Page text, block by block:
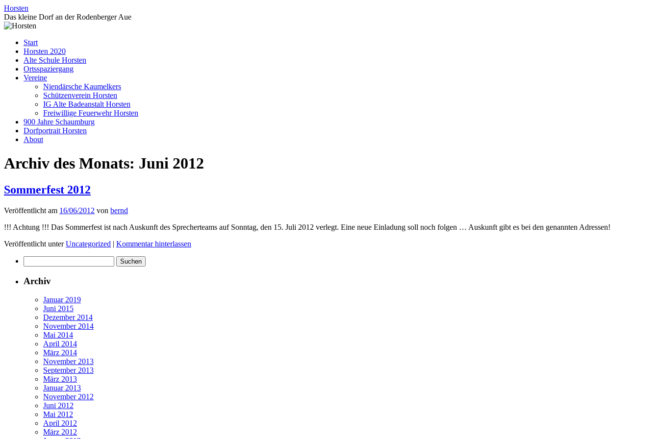
Zum
Inhalt
springen
Horsten
Das kleine Dorf an der Rodenberger Aue
Start
Horsten 2020
Alte Schule Horsten
Ortsspaziergang
Vereine
Niendärsche Kaumelkers
Schützenverein Horsten
IG Alte Badeanstalt Horsten
Freiwillige Feuerwehr Horsten
900 Jahre Schaumburg
Dorfportrait Horsten
About
Archiv des Monats: Juni 2012
Sommerfest 2012
Veröffentlicht am 16/06/2012 von bernd
!!! Achtung !!! Das Sommerfest ist nach Auskunft des Sprecherteams auf Sonntag, den 15. Juli 2012 verlegt. Eine neue Einladung soll noch folgen … Auskunft gibt es bei den genannten Adressen!
Veröffentlicht unter Uncategorized | Kommentar hinterlassen
nach:
Archiv
Januar 2019
Juni 2015
Dezember 2014
November 2014
Mai 2014
April 2014
März 2014
November 2013
September 2013
März 2013
Januar 2013
November 2012
Juni 2012
Mai 2012
April 2012
März 2012